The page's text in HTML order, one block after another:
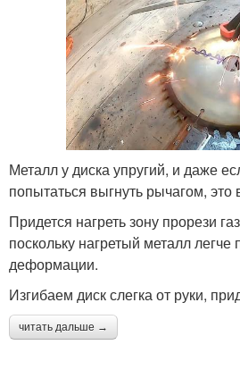
Металл у диска упругий, и даже
попытаться выгнуть рычагом, это
Придется нагреть зону прорези
поскольку нагретый металл легче
деформации.
Изгибаем диск слегка от руки,
читать дальше →